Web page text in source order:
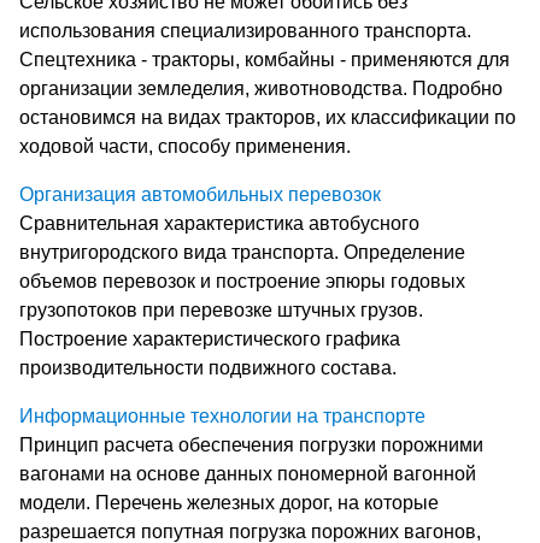
использования специализированного транспорта.
Спецтехника - тракторы, комбайны - применяются для
организации земледелия, животноводства. Подробно
остановимся на видах тракторов, их классификации по
ходовой части, способу применения.
Организация автомобильных перевозок
Сравнительная характеристика автобусного
внутригородского вида транспорта. Определение
объемов перевозок и построение эпюры годовых
грузопотоков при перевозке штучных грузов.
Построение характеристического графика
производительности подвижного состава.
Информационные технологии на транспорте
Принцип расчета обеспечения погрузки порожними
вагонами на основе данных пономерной вагонной
модели. Перечень железных дорог, на которые
разрешается попутная погрузка порожних вагонов,